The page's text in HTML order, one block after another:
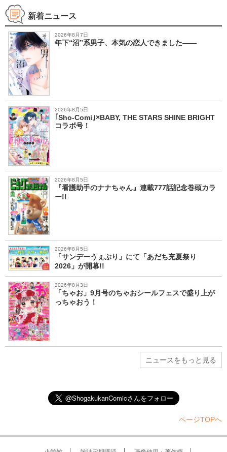
新着ニュース
2026年8月7日
年下“沼”系男子、本気の恋人できました――
2026年8月5日
｢Sho-Comi｣×BABY, THE STARS SHINE BRIGHT
コラボ号！
2026年8月5日
『看護助手のナナちゃん』連載777話記念巻頭カラ
ー!!
2026年8月5日
「サンデーうぇぶり」にて「あだち充夏祭り
2026」が開幕!!
2026年8月3日
「ちゃお」9月号のちゃおシールフェスで盛り上が
っちゃおう！
ニュースをもっと見る
ページTOPへ